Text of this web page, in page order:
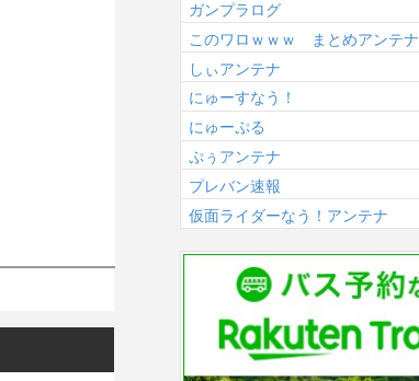
ガンプラログ
このワロｗｗｗ まとめアンテナ
しぃアンテナ
にゅーすなう！
にゅーぷる
ぷぅアンテナ
プレバン速報
仮面ライダーなう！アンテナ